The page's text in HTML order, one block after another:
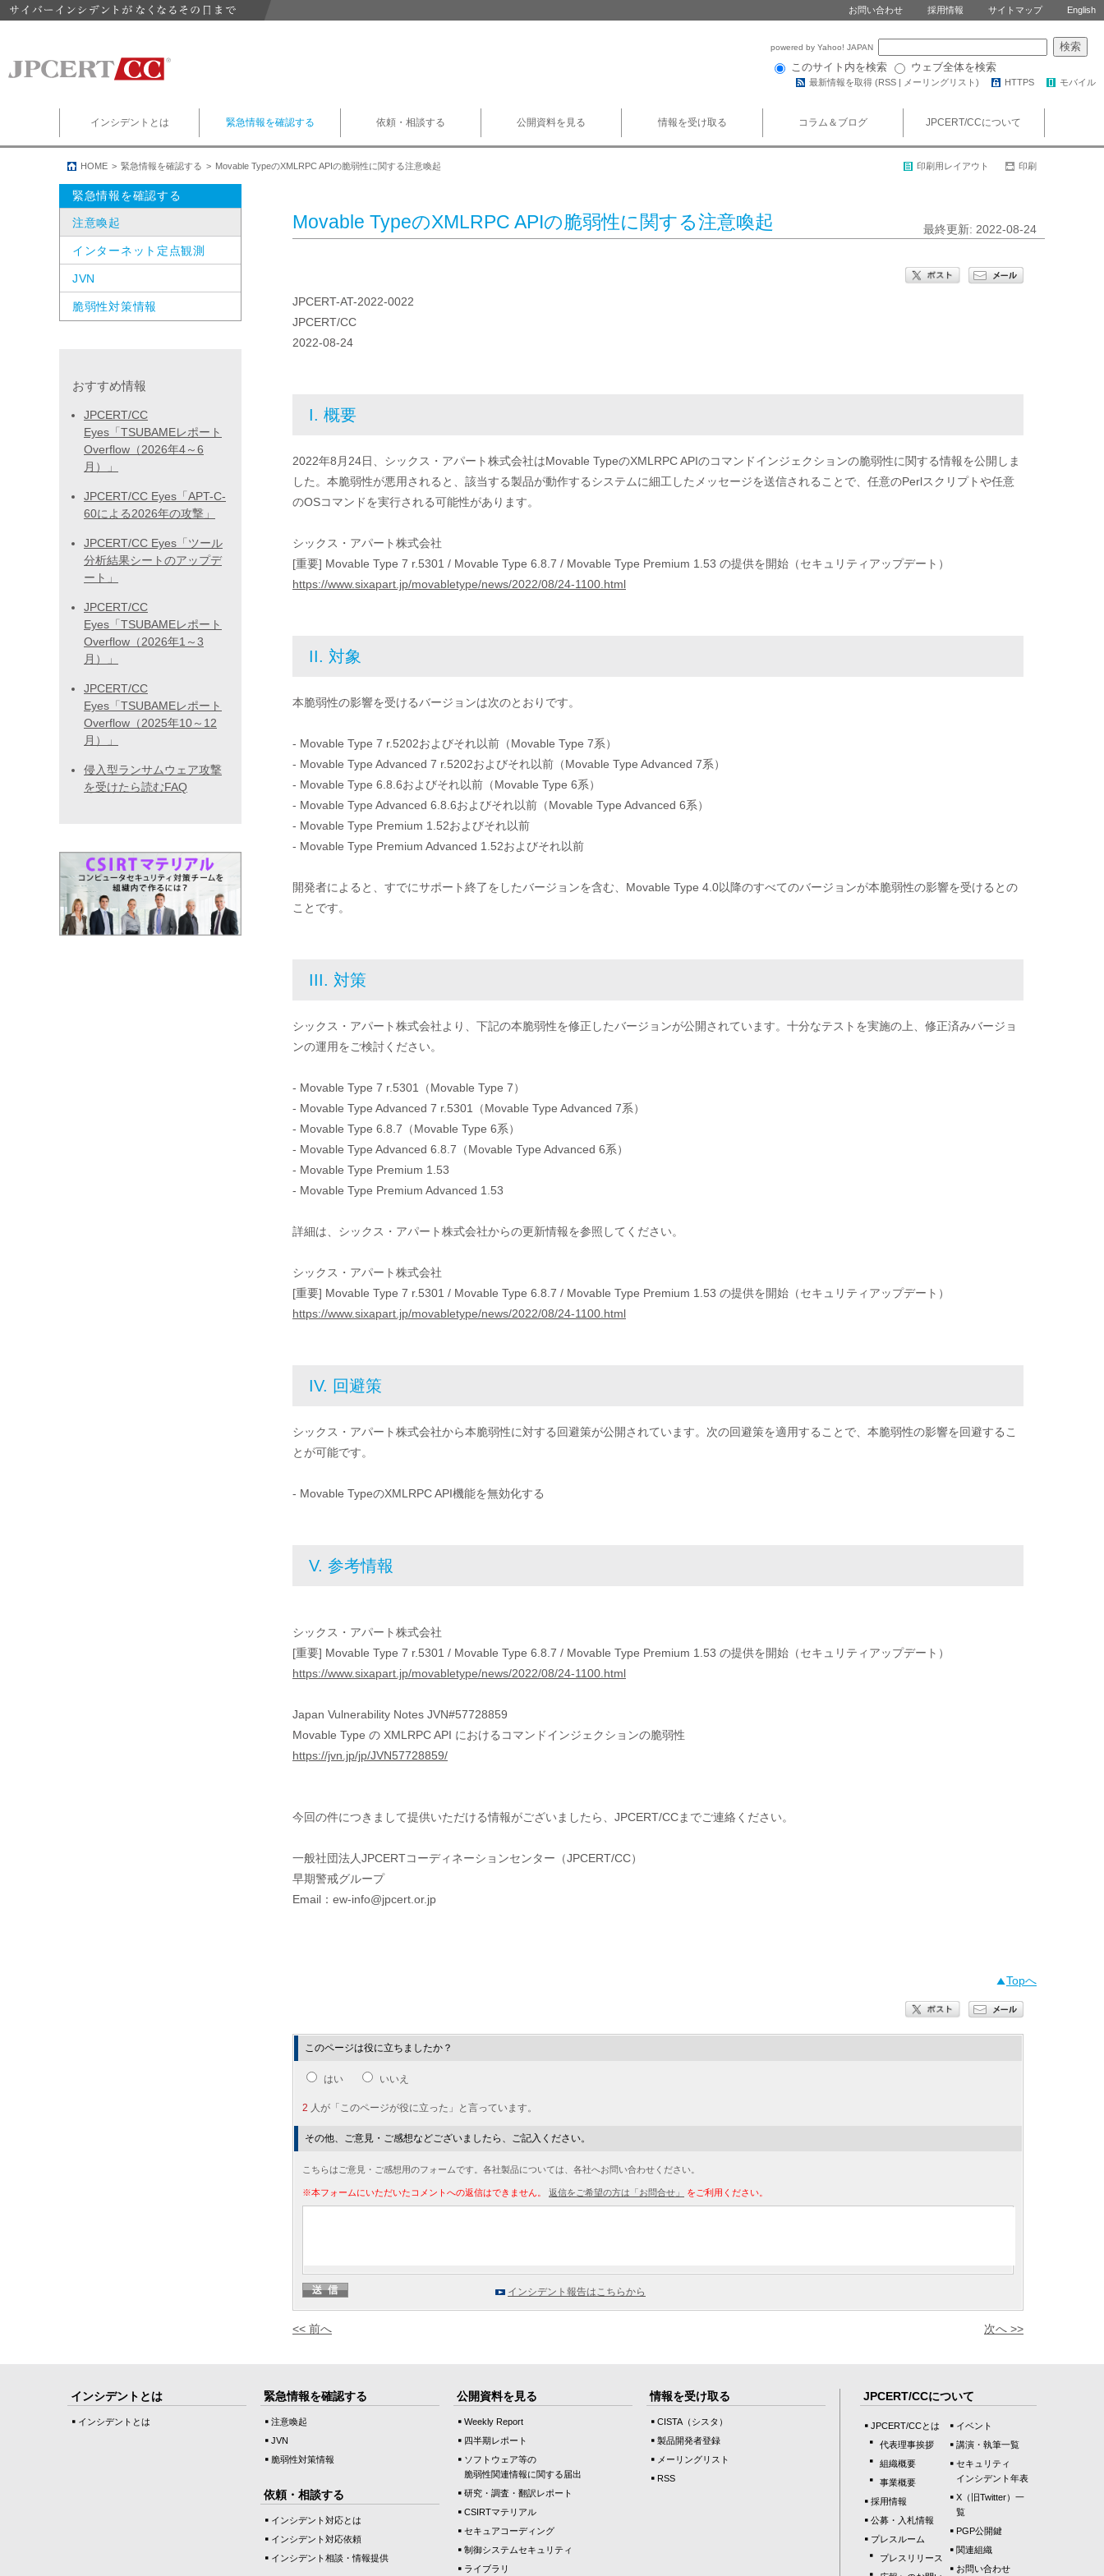
お問い合わせ 採用情報 サイトマップ English
powered by Yahoo! JAPAN
このサイト内を検索 ウェブ全体を検索
最新情報を取得 (RSS | メーリングリスト ) HTTPS モバイル
インシデントとは 緊急情報を確認する 依頼・相談する 公開資料を見る 情報を受け取る コラム＆ブログ JPCERT/CCについて
HOME 緊急情報を確認する Movable TypeのXMLRPC APIの脆弱性に関する注意喚起 印刷用レイアウト 印刷
Movable TypeのXMLRPC APIの脆弱性に関する注意喚起 最終更新: 2022-08-24
JPCERT-AT-2022-0022
JPCERT/CC
2022-08-24
I. 概要
2022年8月24日、シックス・アパート株式会社はMovable TypeのXMLRPC APIのコマンドインジェクションの脆弱性に関する情報を公開しま
した。本脆弱性が悪用されると、該当する製品が動作するシステムに細工したメッセージを送信されることで、任意のPerlスクリプトや任意
のOSコマンドを実行される可能性があります。
シックス・アパート株式会社
[重要] Movable Type 7 r.5301 / Movable Type 6.8.7 / Movable Type Premium 1.53 の提供を開始（セキュリティアップデート）
https://www.sixapart.jp/movabletype/news/2022/08/24-1100.html
II. 対象
本脆弱性の影響を受けるバージョンは次のとおりです。
- Movable Type 7 r.5202およびそれ以前（Movable Type 7系）
- Movable Type Advanced 7 r.5202およびそれ以前（Movable Type Advanced 7系）
- Movable Type 6.8.6およびそれ以前（Movable Type 6系）
- Movable Type Advanced 6.8.6およびそれ以前（Movable Type Advanced 6系）
- Movable Type Premium 1.52およびそれ以前
- Movable Type Premium Advanced 1.52およびそれ以前
開発者によると、すでにサポート終了をしたバージョンを含む、Movable Type 4.0以降のすべてのバージョンが本脆弱性の影響を受けるとの
ことです。
III. 対策
シックス・アパート株式会社より、下記の本脆弱性を修正したバージョンが公開されています。十分なテストを実施の上、修正済みバージョ
ンの運用をご検討ください。
- Movable Type 7 r.5301（Movable Type 7）
- Movable Type Advanced 7 r.5301（Movable Type Advanced 7系）
- Movable Type 6.8.7（Movable Type 6系）
- Movable Type Advanced 6.8.7（Movable Type Advanced 6系）
- Movable Type Premium 1.53
- Movable Type Premium Advanced 1.53
詳細は、シックス・アパート株式会社からの更新情報を参照してください。
シックス・アパート株式会社
[重要] Movable Type 7 r.5301 / Movable Type 6.8.7 / Movable Type Premium 1.53 の提供を開始（セキュリティアップデート）
https://www.sixapart.jp/movabletype/news/2022/08/24-1100.html
IV. 回避策
シックス・アパート株式会社から本脆弱性に対する回避策が公開されています。次の回避策を適用することで、本脆弱性の影響を回避するこ
とが可能です。
- Movable TypeのXMLRPC API機能を無効化する
V. 参考情報
シックス・アパート株式会社
[重要] Movable Type 7 r.5301 / Movable Type 6.8.7 / Movable Type Premium 1.53 の提供を開始（セキュリティアップデート）
https://www.sixapart.jp/movabletype/news/2022/08/24-1100.html
Japan Vulnerability Notes JVN#57728859
Movable Type の XMLRPC API におけるコマンドインジェクションの脆弱性
https://jvn.jp/jp/JVN57728859/
今回の件につきまして提供いただける情報がございましたら、JPCERT/CCまでご連絡ください。
一般社団法人JPCERTコーディネーションセンター（JPCERT/CC）
早期警戒グループ
Email：ew-info@jpcert.or.jp
Topへ
このページは役に立ちましたか？
はい いいえ
2 人が「このページが役に立った」と言っています。
その他、ご意見・ご感想などございましたら、ご記入ください。
こちらはご意見・ご感想用のフォームです。各社製品については、各社へお問い合わせください。
※本フォームにいただいたコメントへの返信はできません。 返信をご希望の方は「お問合せ」 をご利用ください。
インシデント報告はこちらから
<< 前へ 次へ >>
緊急情報を確認する
注意喚起
インターネット定点観測
JVN
脆弱性対策情報
おすすめ情報
JPCERT/CC
Eyes「TSUBAMEレポート
Overflow（2026年4～6
月）」
JPCERT/CC Eyes「APT-C-
60による2026年の攻撃」
JPCERT/CC Eyes「ツール
分析結果シートのアップデ
ート」
JPCERT/CC
Eyes「TSUBAMEレポート
Overflow（2026年1～3
月）」
JPCERT/CC
Eyes「TSUBAMEレポート
Overflow（2025年10～12
月）」
侵入型ランサムウェア攻撃
を受けたら読むFAQ
JPCERT/CCについて
JPCERT/CCとは
代表理事挨拶
組織概要
事業概要
採用情報
公募・入札情報
プレスルーム
プレスリリース
イベント
講演・執筆一覧
セキュリティ
インシデント年表
X（旧Twitter）一
覧
PGP公開鍵
関連組織
お問い合わせ
インシデントとは
インシデントとは
緊急情報を確認する
注意喚起
JVN
脆弱性対策情報
依頼・相談する
インシデント対応とは
インシデント対応依頼
インシデント相談・情報提供
公開資料を見る
Weekly Report
四半期レポート
ソフトウェア等の
脆弱性関連情報に関する届出
研究・調査・翻訳レポート
CSIRTマテリアル
セキュアコーディング
制御システムセキュリティ
ライブラリ
情報を受け取る
CISTA（シスタ）
製品開発者登録
メーリングリスト
RSS